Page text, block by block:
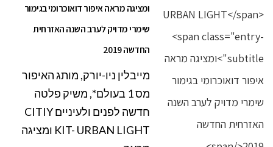
ומציגה מראה איפור דואוכרומי בגימור
שימרי מדויק לערב השנה האזרחית
החדשה 2019
מייבלין ניו-יורק, מותג האיפור
מס 1 בעולם*, משיק פלטה
חדשה לפנים ולעיניים CITIY
KIT- URBAN LIGHT ומציגה